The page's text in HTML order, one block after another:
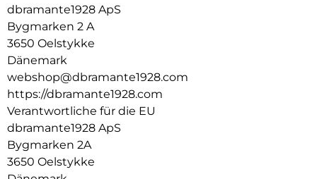
dbramante1928 ApS
Bygmarken 2 A
3650 Oelstykke
Dänemark
webshop@dbramante1928.com
https://dbramante1928.com
Verantwortliche für die EU
dbramante1928 ApS
Bygmarken 2A
3650 Oelstykke